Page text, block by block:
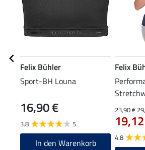
Felix Bühler
Sport-BH Louna
16,90 €
3.8 5
In den Warenkorb
Felix
23,90 €
4.8